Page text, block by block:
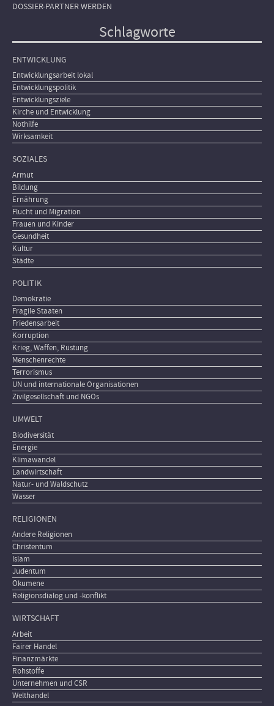
DOSSIER-PARTNER WERDEN
Schlagworte
ENTWICKLUNG
Entwicklungsarbeit lokal
Entwicklungspolitik
Entwicklungsziele
Kirche und Entwicklung
Nothilfe
Wirksamkeit
SOZIALES
Armut
Bildung
Ernährung
Flucht und Migration
Frauen und Kinder
Gesundheit
Kultur
Städte
POLITIK
Demokratie
Fragile Staaten
Friedensarbeit
Korruption
Krieg, Waffen, Rüstung
Menschenrechte
Terrorismus
UN und internationale Organisationen
Zivilgesellschaft und NGOs
UMWELT
Biodiversität
Energie
Klimawandel
Landwirtschaft
Natur- und Waldschutz
Wasser
RELIGIONEN
Andere Religionen
Christentum
Islam
Judentum
Ökumene
Religionsdialog und -konflikt
WIRTSCHAFT
Arbeit
Fairer Handel
Finanzmärkte
Rohstoffe
Unternehmen und CSR
Welthandel